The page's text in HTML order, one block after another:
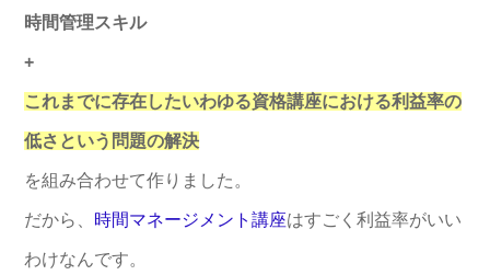
時間管理スキル
+
これまでに存在したいわゆる資格講座における利益率の
低さという問題の解決
を組み合わせて作りました。
だから、 時間マネージメント講座はすごく利益率がいい
わけなんです。